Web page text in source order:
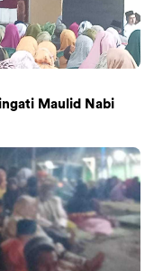
Maulid Nabi